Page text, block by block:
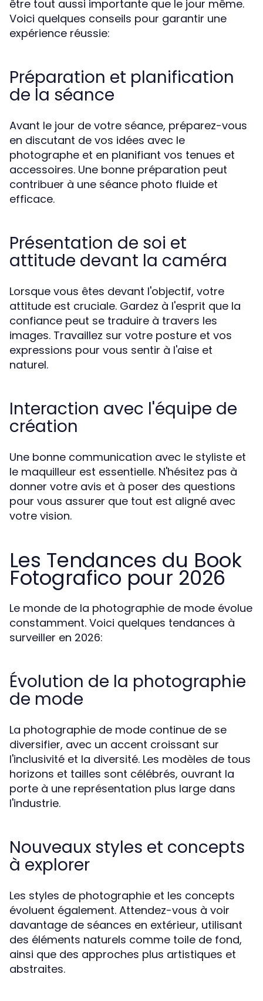
être tout aussi importante que le jour même.
Voici quelques conseils pour garantir une
expérience réussie:
Préparation et planification
de la séance
Avant le jour de votre séance, préparez-vous
en discutant de vos idées avec le
photographe et en planifiant vos tenues et
accessoires. Une bonne préparation peut
contribuer à une séance photo fluide et
efficace.
Présentation de soi et
attitude devant la caméra
Lorsque vous êtes devant l'objectif, votre
attitude est cruciale. Gardez à l'esprit que la
confiance peut se traduire à travers les
images. Travaillez sur votre posture et vos
expressions pour vous sentir à l'aise et
naturel.
Interaction avec l'équipe de
création
Une bonne communication avec le styliste et
le maquilleur est essentielle. N'hésitez pas à
donner votre avis et à poser des questions
pour vous assurer que tout est aligné avec
votre vision.
Les Tendances du Book
Fotografico pour 2026
Le monde de la photographie de mode évolue
constamment. Voici quelques tendances à
surveiller en 2026:
Évolution de la photographie
de mode
La photographie de mode continue de se
diversifier, avec un accent croissant sur
l'inclusivité et la diversité. Les modèles de tous
horizons et tailles sont célébrés, ouvrant la
porte à une représentation plus large dans
l'industrie.
Nouveaux styles et concepts
à explorer
Les styles de photographie et les concepts
évoluent également. Attendez-vous à voir
davantage de séances en extérieur, utilisant
des éléments naturels comme toile de fond,
ainsi que des approches plus artistiques et
abstraites.